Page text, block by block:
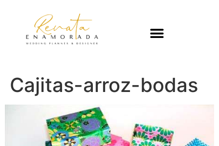
Cajitas-arroz-bodas